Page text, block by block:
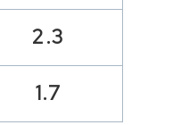
2.3
1.7